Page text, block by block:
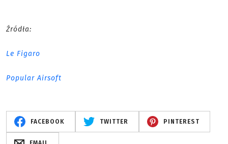
Źródła:
Le Figaro
Popular Airsoft
FACEBOOK TWITTER PINTEREST